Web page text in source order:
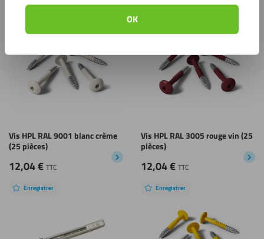
OK
Vis HPL RAL 9001 blanc crème
(25 pièces)
12,04€ TTC
Vis HPL RAL 3005 rouge vin (25
pièces)
12,04€ TTC
Enregistrer Enregistrer